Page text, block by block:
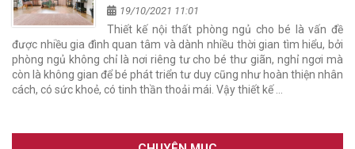
19/10/2021 11:01
Thiết kế nội thất phòng ngủ cho bé là vấn đề
được nhiều gia đình quan tâm và dành nhiều thời gian tìm hiểu, bởi
phòng ngủ không chỉ là nơi riêng tư cho bé thư giãn, nghỉ ngơi mà
còn là không gian để bé phát triển tư duy cũng như hoàn thiện nhân
cách, có sức khoẻ, có tinh thần thoải mái. Vậy thiết kế …